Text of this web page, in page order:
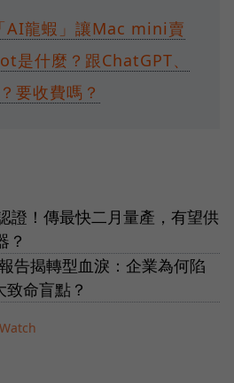
AI龍蝦」讓Mac mini賣
是什麼？跟ChatGPT、
要收費嗎？
證！傳最快二月量產，有望供
？
告揭轉型血淚：企業為何陷
命盲點？